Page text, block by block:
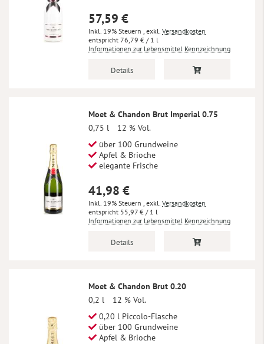
57,59 €
Inkl. 19% Steuern , exkl. Versandkosten
76,79 € / 1 l
Informationen zur Lebensmittel Kennzeichnung
Details
Moet & Chandon Brut Imperial 0.75
0,75 l
12 % Vol.
über 100 Grundweine
Apfel & Brioche
elegante Frische
41,98 €
Inkl. 19% Steuern , exkl. Versandkosten
55,97 € / 1 l
Informationen zur Lebensmittel Kennzeichnung
Details
Moet & Chandon Brut 0.20
0,2 l
12 % Vol.
0,20 l Piccolo-Flasche
über 100 Grundweine
Apfel & Brioche